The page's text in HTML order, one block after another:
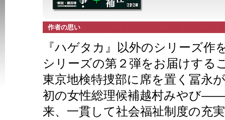
作者の思い
『ハゲタカ』以外のシリーズ
シリーズの第２弾をお届けする
東京地検特捜部に席を置く冨永
初の女性総理候補越村みやび
来、一貫して社会福祉制度の充